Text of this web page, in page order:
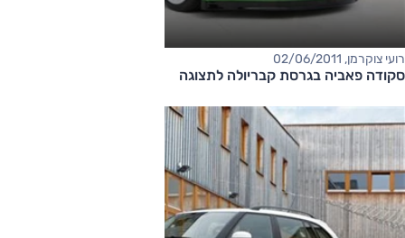
רועי צוקרמן, 02/06/2011
סקודה פאביה בגרסת קבריולה לתצוגה